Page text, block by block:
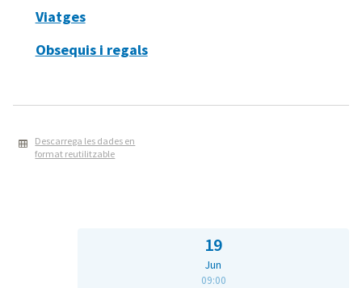
Viatges
Obsequis i regals
Descarrega les dades en
format reutilitzable
19
Jun
09:00